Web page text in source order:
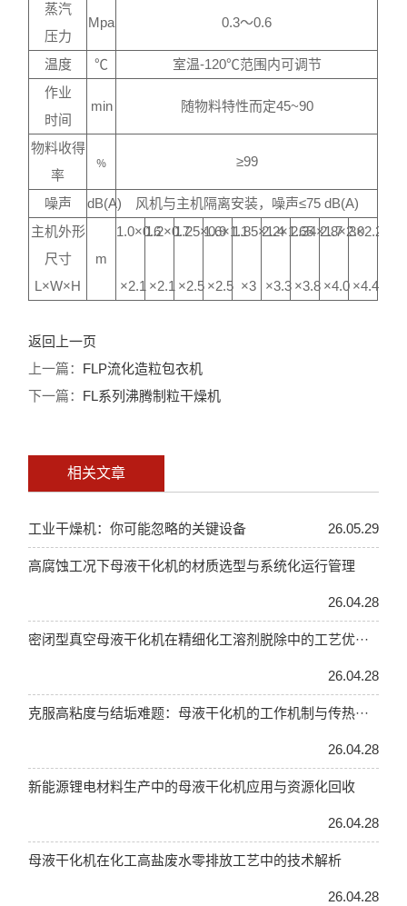
蒸汽
压力
Mpa 0.3～0.6
温度 ℃
室温-120℃范围内可调节
作业
时间
min 随物料特性而定45~90
物料收得
率
﹪ ≥99
噪声 dB(A)
风机与主机隔离安装，噪声≤75 dB(A)
主机外形
尺寸
L×W×H
m
1.0×0.6
×2.1
1.2×0.7
×2.1
1.25×0.9
×2.5
1.6×1.1
×2.5
1.85×1.4
×3
2.2×1.65
×3.3
2.34×1.7
×3.8
2.8×2.0
×4.0
3×2.25
×4.4
返回上一页
上一篇： FLP流化造粒包衣机
下一篇： FL系列沸腾制粒干燥机
相关文章
工业干燥机：你可能忽略的关键设备 26.05.29
高腐蚀工况下母液干化机的材质选型与系统化运行管理
26.04.28
密闭型真空母液干化机在精细化工溶剂脱除中的工艺优···
26.04.28
克服高粘度与结垢难题：母液干化机的工作机制与传热···
26.04.28
新能源锂电材料生产中的母液干化机应用与资源化回收
26.04.28
母液干化机在化工高盐废水零排放工艺中的技术解析
26.04.28